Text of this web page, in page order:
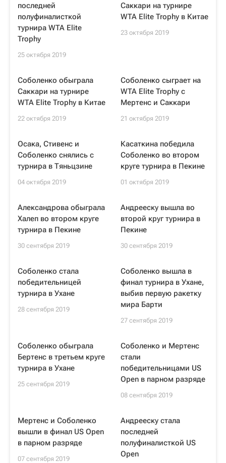
последней
полуфиналисткой
турнира WTA Elite
Trophy
25 октября 2019
Саккари на турнире
WTA Elite Trophy в Китае
23 октября 2019
Соболенко обыграла
Саккари на турнире
WTA Elite Trophy в Китае
22 октября 2019
Соболенко сыграет на
WTA Elite Trophy с
Мертенс и Саккари
21 октября 2019
Осака, Стивенс и
Соболенко снялись с
турнира в Тяньцзине
04 октября 2019
Касаткина победила
Соболенко во втором
круге турнира в Пекине
01 октября 2019
Александрова обыграла
Халеп во втором круге
турнира в Пекине
30 сентября 2019
Андрееску вышла во
второй круг турнира в
Пекине
30 сентября 2019
Соболенко стала
победительницей
турнира в Ухане
28 сентября 2019
Соболенко вышла в
финал турнира в Ухане,
выбив первую ракетку
мира Барти
27 сентября 2019
Соболенко обыграла
Бертенс в третьем круге
турнира в Ухане
25 сентября 2019
Соболенко и Мертенс
стали
победительницами US
Open в парном разряде
08 сентября 2019
Мертенс и Соболенко
вышли в финал US Open
в парном разряде
07 сентября 2019
Андрееску стала
последней
полуфиналисткой US
Open